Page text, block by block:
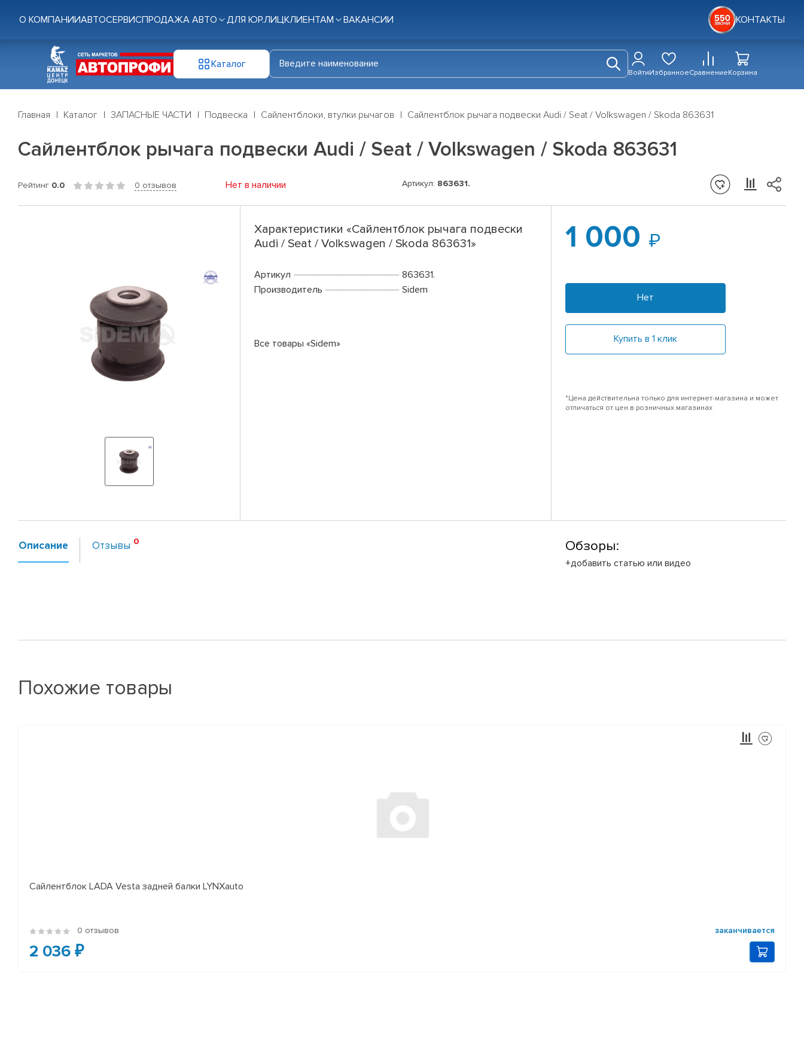
О КОМПАНИИАВТОСЕРВИСПРОДАЖА АВТО ДЛЯ ЮР.ЛИЦКЛИЕНТАМ ВАКАНСИИ КОНТАКТЫ
Каталог
ВойтиИзбранноеСравнениеКорзина
Главная Каталог ЗАПАСНЫЕ ЧАСТИ Подвеска Сайлентблоки, втулки рычагов Сайлентблок рычага подвески Audi / Seat / Volkswagen / Skoda 863631
Сайлентблок рычага подвески Audi / Seat / Volkswagen / Skoda 863631
Рейтинг 0.0 0 отзывов Нет в наличии Артикул: 863631.
Характеристики «Сайлентблок рычага подвески
Audi / Seat / Volkswagen / Skoda 863631»
Артикул
863631.
Производитель
Sidem
Все товары «Sidem»
1 000
Нет
Купить в 1 клик
*Цена действительна только для интернет-магазина и может
отличаться от цен в розничных магазинах
Описание Отзывы Обзоры:
+добавить статью или видео
Похожие товары
Сайлентблок LADA Vesta задней балки LYNXauto
0 отзывов заканчивается
2 036 ₽